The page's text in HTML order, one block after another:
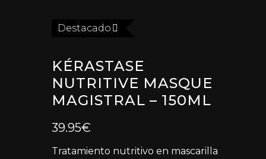
Destacado
KÉRASTASE
NUTRITIVE MASQUE
MAGISTRAL – 150ML
39.95€
Tratamiento nutritivo en mascarilla